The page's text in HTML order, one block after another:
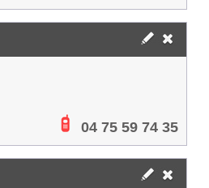
04 75 59 74 35